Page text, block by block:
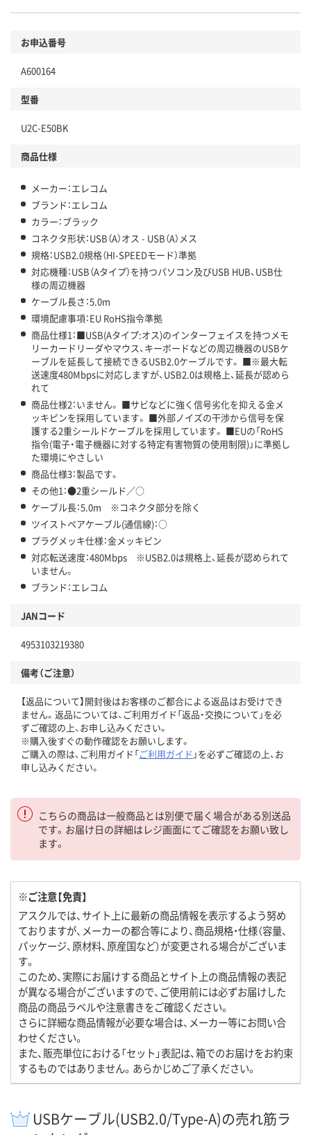
お申込番号
A600164
型番
U2C-E50BK
商品仕様
メーカー：エレコム
ブランド：エレコム
カラー：ブラック
コネクタ形状：USB（A）オス - USB（A）メス
規格：USB2.0規格（HI-SPEEDモード）準拠
対応機種：USB（Aタイプ）を持つパソコン及びUSB HUB、USB仕
様の周辺機器
ケーブル長さ：5.0m
環境配慮事項：EU RoHS指令準拠
商品仕様1：■USB(Aタイプ:オス)のインターフェイスを持つメモ
リーカードリーダやマウス、キーボードなどの周辺機器のUSBケ
ーブルを延長して接続できるUSB2.0ケーブルです。 ■※最大転
送速度480Mbpsに対応しますが、USB2.0は規格上、延長が認めら
れて
商品仕様2：いません。 ■サビなどに強く信号劣化を抑える金メ
ッキピンを採用しています。 ■外部ノイズの干渉から信号を保
護する2重シールドケーブルを採用しています。 ■EUの「RoHS
指令(電子・電子機器に対する特定有害物質の使用制限)」に準拠し
た環境にやさしい
商品仕様3：製品です。
その他1：●2重シールド／○
ケーブル長：5.0m ※コネクタ部分を除く
ツイストペアケーブル(通信線)：○
プラグメッキ仕様：金メッキピン
対応転送速度：480Mbps ※USB2.0は規格上、延長が認められて
いません。
ブランド：エレコム
JANコード
4953103219380
備考（ご注意）
【返品について】開封後はお客様のご都合による返品はお受けでき
ません。返品については、ご利用ガイド「返品・交換について」を必
ずご確認の上、お申し込みください。
※購入後すぐの動作確認をお願いします。
ご購入の際は、ご利用ガイド「ご利用ガイド 」を必ずご確認の上、お
申し込みください。
こちらの商品は一般商品とは別便で届く場合がある別送品
です。お届け日の詳細はレジ画面にてご確認をお願い致し
ます。
※ご注意【免責】
アスクルでは、サイト上に最新の商品情報を表示するよう努め
ておりますが、メーカーの都合等により、商品規格・仕様（容量、
パッケージ、原材料、原産国など）が変更される場合がございま
す。
このため、実際にお届けする商品とサイト上の商品情報の表記
が異なる場合がございますので、ご使用前には必ずお届けした
商品の商品ラベルや注意書きをご確認ください。
さらに詳細な商品情報が必要な場合は、メーカー等にお問い合
わせください。
また、販売単位における「セット」表記は、箱でのお届けをお約束
するものではありません。あらかじめご了承ください。
USBケーブル(USB2.0/Type-A)の売れ筋ラ